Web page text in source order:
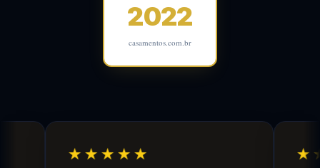
2022
casamentos.com.br
★★★★★